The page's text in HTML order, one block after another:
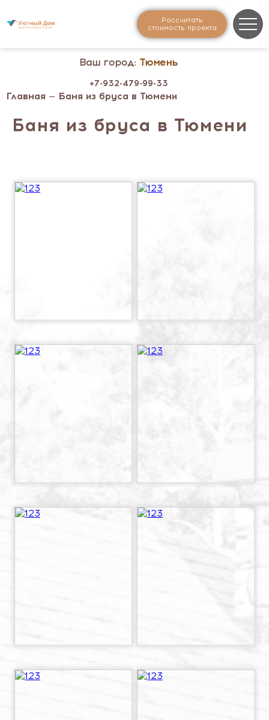
Рассчитать
стоимость проекта
Ваш город: Тюмень
+7-932-479-99-33
Главная — Баня из бруса в Тюмени
Баня из бруса в Тюмени